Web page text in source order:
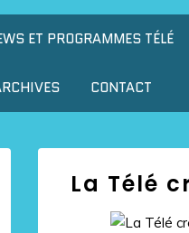
ET PROGRAMMES TÉLÉ
CONTACT
La Télé